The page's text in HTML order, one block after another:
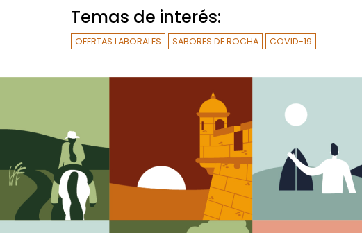
Temas de interés:
OFERTAS LABORALES SABORES DE ROCHA COVID-19